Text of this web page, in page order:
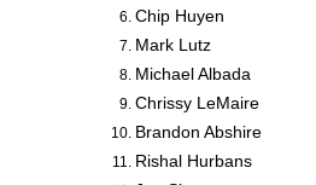
Chip Huyen
Mark Lutz
Michael Albada
Chrissy LeMaire
Brandon Abshire
Rishal Hurbans